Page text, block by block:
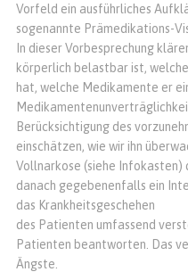
Vorfeld ein ausführliches
sogenannte Prämedikations-
In dieser Vorbesprechung
körperlich belastbar ist,
hat, welche Medikamente er
Berücksichtigung des
einschätzen, wie wir ihn
Vollnarkose (siehe Infokasten)
danach gegebenenfalls ein
das Krankheitsgeschehen
des Patienten umfassend
Patienten beantworten. Das
Ängste.